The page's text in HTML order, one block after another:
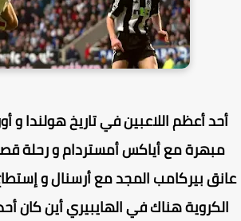
أعظم اللاعبين في تاريخ هولندا و
مبهرة مع أياكس أمستردام و رحلة
بيركامب المجد مع أرسنال و إستطاع
هناك في الهايبيري أين كان أحد